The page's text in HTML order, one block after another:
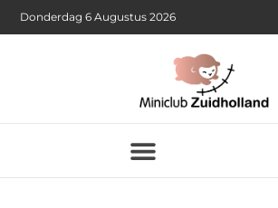
Donderdag 6 Augustus 2026